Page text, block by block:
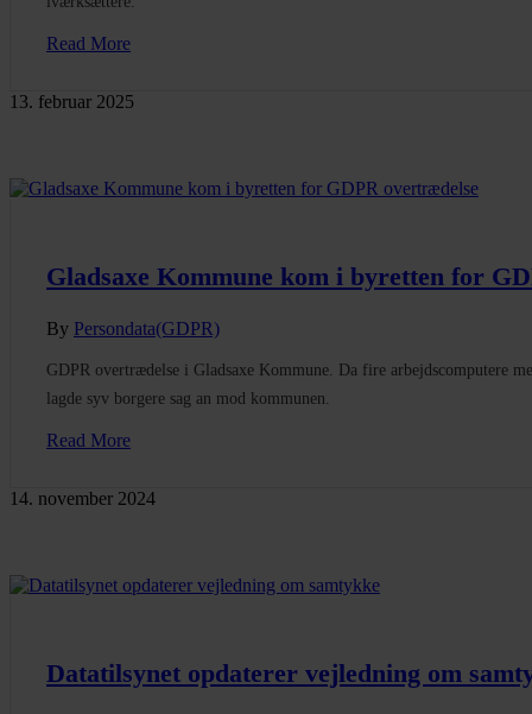
Read More
13. februar 2025
Gladsaxe Kommune kom i byretten for
By Persondata(GDPR)
GDPR overtrædelse i Gladsaxe Kommune. Da fire arbejdscomputere
lagde syv borgere sag an mod kommunen.
Read More
14. november 2024
Datatilsynet opdaterer vejledning om